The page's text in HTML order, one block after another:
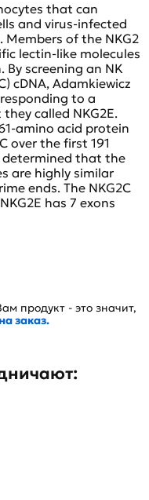
that can
and virus-infected
of the NKG2
lectin-like molecules
screening an NK
cDNA, Adamkiewicz
to a
called NKG2E.
amino acid protein
over the first 191
determined that the
are highly similar
ends. The NKG2C
has 7 exons
продукт - это значит,
заказ.